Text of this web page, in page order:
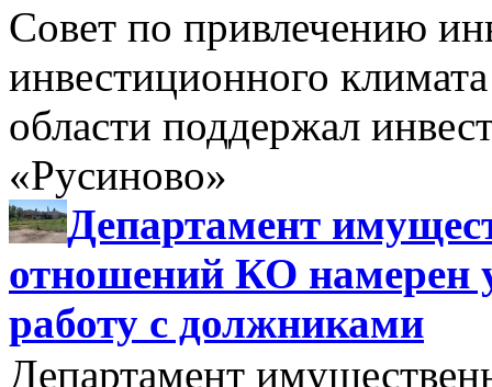
Совет по привлечению
инвестиционного
области поддержал
«Русиново»
Департамент
отношений КО намерен
работу с должниками
Департамент